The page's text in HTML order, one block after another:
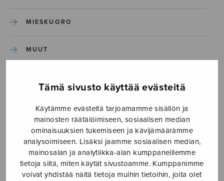
Tämä sivusto käyttää evästeitä
Käytämme evästeitä tarjoamamme sisällön ja
mainosten räätälöimiseen, sosiaalisen median
ominaisuuksien tukemiseen ja kävijämäärämme
analysoimiseen. Lisäksi jaamme sosiaalisen median,
mainosalan ja analytiikka-alan kumppaneillemme
tietoja siitä, miten käytät sivustoamme. Kumppanimme
voivat yhdistää näitä tietoja muihin tietoihin, joita olet
MIESKUORO
MUUT
SEKAKUORO
SOITINKOULUT JA OPPAAT
SOITINMUSIIKKI